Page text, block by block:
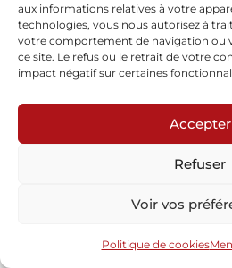
aux informations relatives à votre
technologies, vous nous autorisez à
votre comportement de navigation ou
ce site. Le refus ou le retrait de votre
impact négatif sur certaines
Accepter
Refuser
Voir vos
Politique de cookies